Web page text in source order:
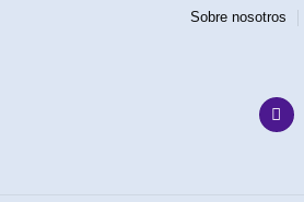
Sobre nosotros